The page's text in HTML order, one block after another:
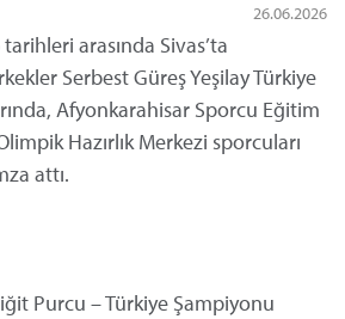
26.06.2026
arasında Sivas’ta
Serbest Güreş Yeşilay Türkiye
Afyonkarahisar Sporcu Eğitim
Hazırlık Merkezi sporcuları
attı.
Purcu – Türkiye Şampiyonu